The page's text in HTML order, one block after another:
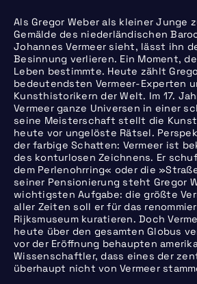
Als Gregor Weber als kleiner Junge
Gemälde des niederländischen
Johannes Vermeer sieht, lässt ihn
Besinnung verlieren. Ein Moment,
Leben bestimmte. Heute zählt
bedeutendsten Vermeer-Experten
Kunsthistorikern der Welt. Im 17.
Vermeer ganze Universen in einer
seine Meisterschaft stellt die
heute vor ungelöste Rätsel.
der farbige Schatten: Vermeer ist
des konturlosen Zeichnens. Er
dem Perlenohrring« oder die
seiner Pensionierung steht Gregor
wichtigsten Aufgabe: die größte
aller Zeiten soll er für das
Rijksmuseum kuratieren. Doch
heute über den gesamten Globus
vor der Eröffnung behaupten
Wissenschaftler, dass eines der
überhaupt nicht von Vermeer